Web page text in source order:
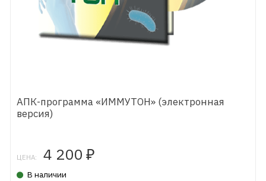
АПК-программа «ИММУТОН» (электронная
версия)
ЦЕНА: 4 200 ₽
В наличии